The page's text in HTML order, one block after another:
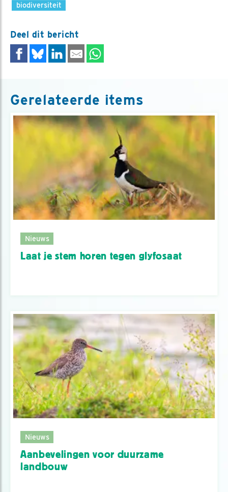
biodiversiteit
Deel dit bericht
Gerelateerde items
Nieuws
Laat je stem horen tegen glyfosaat
Nieuws
Aanbevelingen voor duurzame
landbouw